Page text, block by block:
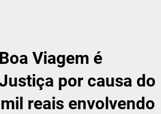
Viagem é
por causa do
reais envolvendo